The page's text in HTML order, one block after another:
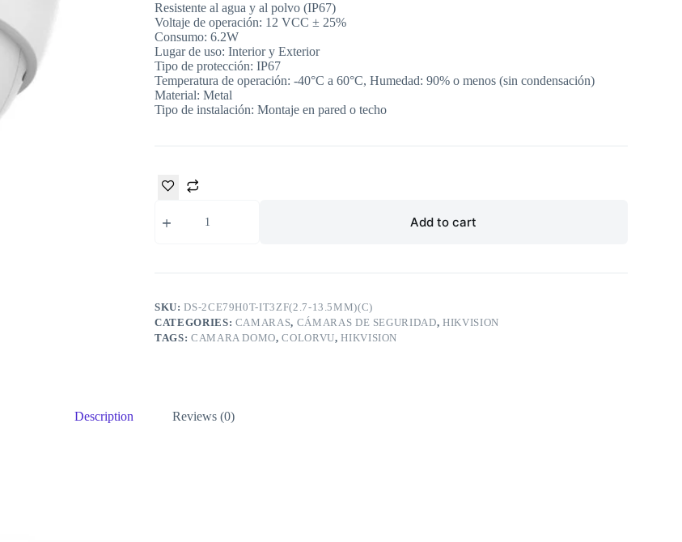
Resistente al agua y al polvo (IP67)
Voltaje de operación: 12 VCC ± 25%
Consumo: 6.2W
Lugar de uso: Interior y Exterior
Tipo de protección: IP67
Temperatura de operación: -40°C a 60°C, Humedad: 90% o menos (sin condensación)
Material: Metal
Tipo de instalación: Montaje en pared o techo
Add to cart
SKU:DS-2CE79H0T-IT3ZF(2.7-13.5MM)(C)
CATEGORIES: CAMARAS, CÁMARAS DE SEGURIDAD, HIKVISION
TAGS: CAMARA DOMO,COLORVU,HIKVISION
Description Reviews (0)